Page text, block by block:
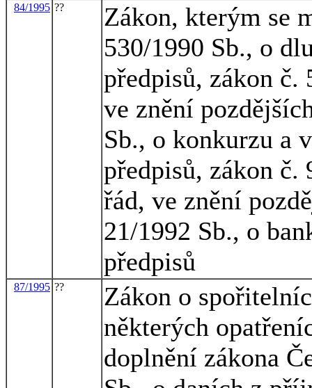
84/1995 ??
Zákon, kterým se
530/1990 Sb., o
předpisů, zákon č.
ve znění
Sb., o konkurzu a
předpisů, zákon č.
řád, ve znění
21/1992 Sb., o
předpisů
87/1995 ??
Zákon o
některých
doplnění zákona